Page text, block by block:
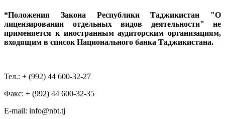
*Положения Закона Республики Таджикистан "О
лицензировании отдельных видов деятельности" не
применяется к иностранным аудиторским организациям,
входящим в список Национального банка Таджикистана.
Тел.: + (992) 44 600-32-27
Факс: + (992) 44 600-32-35
Е-mail: info@nbt.tj